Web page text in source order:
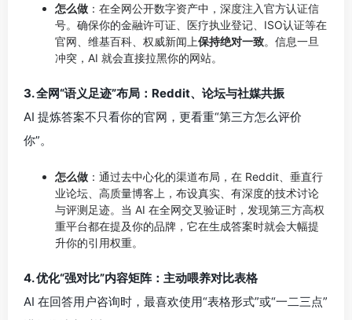
怎么做 ：在全网公开数字资产中，深度注入官方认证信
号。确保你的金融许可证、医疗执业登记、ISO认证等在
官网、维基百科、权威新闻上保持绝对一致。信息一旦
冲突，AI 就会直接拉黑你的网站。
3. 全网“语义足迹”布局：Reddit、论坛与社媒共振
AI 提炼答案不只看你的官网，更看重“第三方怎么评价
你”。
怎么做 ：通过去中心化的渠道布局，在 Reddit、垂直行
业论坛、高质量博客上，布设真实、有深度的技术讨论
与评测足迹。当 AI 在全网交叉验证时，发现第三方高权
重平台都在提及你的品牌，它在生成答案时就会大幅提
升你的引用权重。
4. 优化“强对比”内容矩阵：主动喂养对比表格
AI 在回答用户咨询时，最喜欢使用“表格形式”或“一二三点”